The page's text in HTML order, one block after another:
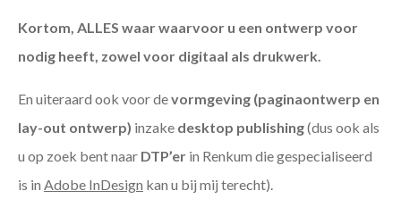
Kortom, ALLES waar waarvoor u een ontwerp voor
nodig heeft, zowel voor digitaal als drukwerk.
En uiteraard ook voor devormgeving (paginaontwerp en
lay-out ontwerp) inzake desktop publishing(dus ook als
u op zoek bent naar DTP’er in Renkum die gespecialiseerd
is in Adobe InDesign kan u bij mij terecht).